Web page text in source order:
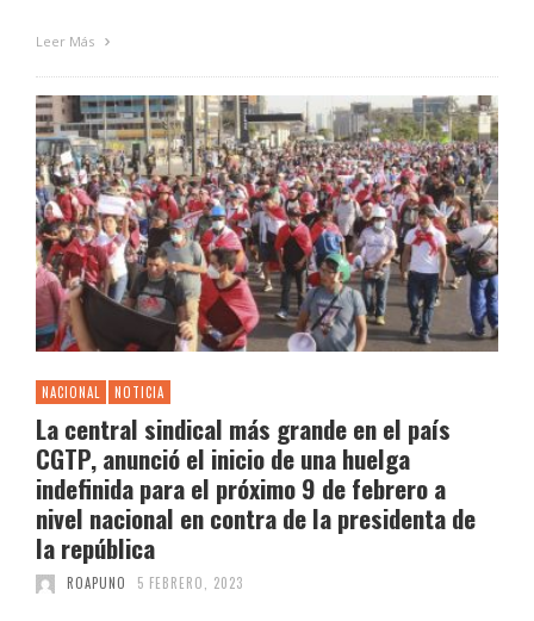
Leer Más
NACIONAL NOTICIA
La central sindical más grande en el país
CGTP, anunció el inicio de una huelga
indefinida para el próximo 9 de febrero a
nivel nacional en contra de la presidenta de
la república
ROAPUNO 5 FEBRERO, 2023